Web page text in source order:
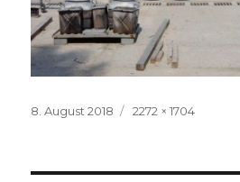
Veröffentlicht
8. August 2018
Volle
2272 × 1704